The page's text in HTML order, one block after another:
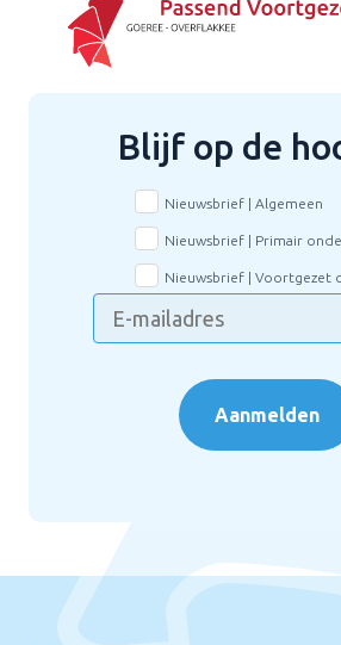
Blijf op de
Aanmelden
Nieuwsbrief | Algemeen
Nieuwsbrief | Primair
Nieuwsbrief | Voortgezet